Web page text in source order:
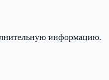
информацию.